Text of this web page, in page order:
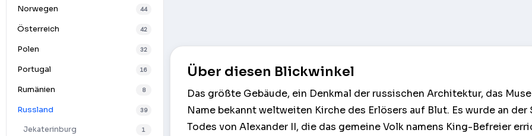
Norwegen 44
Österreich 42
Polen 32
Portugal 16
Rumänien 8
Russland 39
Jekaterinburg 1
Über diesen Blickwinkel
Das größte Gebäude, ein Denkmal der russischen Architektur, das
Name bekannt weltweiten Kirche des Erlösers auf Blut. Es wurde an der
Todes von Alexander II, die das gemeine Volk namens King-Befreier